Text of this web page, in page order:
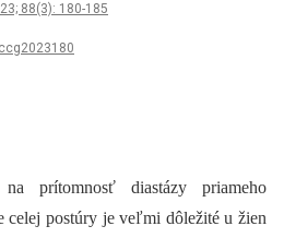
88(3): 180-185
na prítomnosť diastázy priameho
celej postúry je veľmi dôležité u žien